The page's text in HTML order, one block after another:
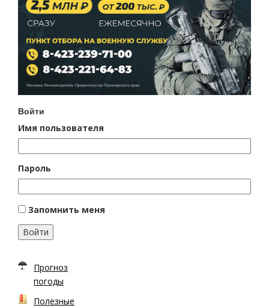
Войти
Имя пользователя
Пароль
Запомнить меня
Войти
Прогноз
погоды
Полезные